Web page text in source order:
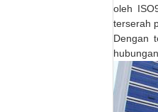
oleh
terserah
Dengan